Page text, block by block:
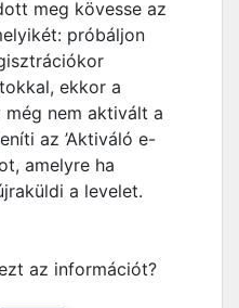
meg kövesse az
próbáljon
ekkor a
nem aktivált a
az ’Aktiváló e-
amelyre ha
a levelet.
az információt?